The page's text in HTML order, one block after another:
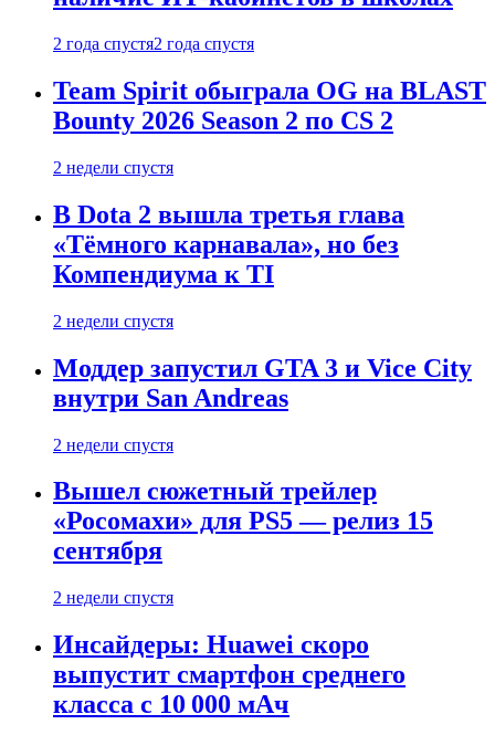
2 года спустя2 года спустя
Team Spirit обыграла OG на BLAST
Bounty 2026 Season 2 по CS 2
2 недели спустя
В Dota 2 вышла третья глава
«Тёмного карнавала», но без
Компендиума к TI
2 недели спустя
Моддер запустил GTA 3 и Vice City
внутри San Andreas
2 недели спустя
Вышел сюжетный трейлер
«Росомахи» для PS5 — релиз 15
сентября
2 недели спустя
Инсайдеры: Huawei скоро
выпустит смартфон среднего
класса с 10 000 мАч